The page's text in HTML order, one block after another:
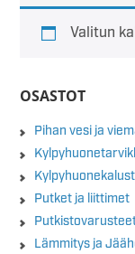
Valitun
OSASTOT
Pihan vesi ja
Putket ja liittimet
Lämmitys ja